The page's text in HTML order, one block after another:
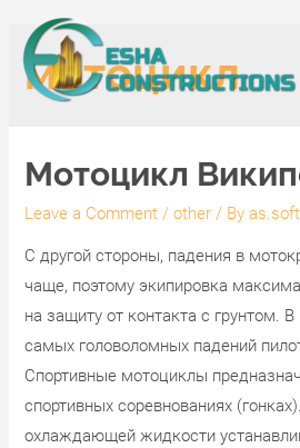
contentмотоцикл
Мотоцикл
Leave a Comment /other / By
С другой стороны, падения в
чаще, поэтому экипировка
на защиту от контакта с грунтом.
самых головоломных падений
Спортивные мотоциклы
спортивных соревнованиях
охлаждающей жидкости